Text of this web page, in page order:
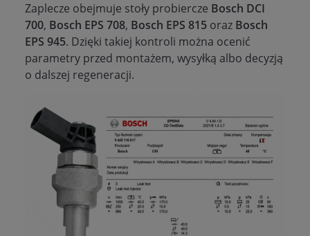
Zaplecze obejmuje stoły probiercze Bosch DCI
700, Bosch EPS 708, Bosch EPS 815 oraz Bosch
EPS 945. Dzięki takiej kontroli można ocenić
parametry przed montażem, wysyłką albo decyzją
o dalszej regeneracji.